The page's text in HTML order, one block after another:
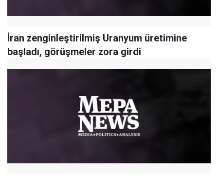
İran zenginleştirilmiş Uranyum üretimine
başladı, görüşmeler zora girdi